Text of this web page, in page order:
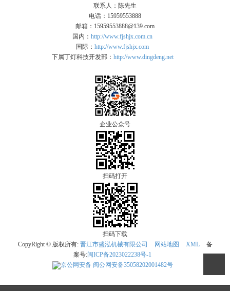
联系人：陈先生
电话：15959553888
邮箱：15959553888@139.com
国内： http://www.fjshjx.com.cn
国际： http://www.fjshjx.com
下属丁灯科技开发部： http://www.dingdeng.net
企业公众号
扫码打开
扫码下载
CopyRight © 版权所有: 晋江市盛泓机械有限公司 网站地图 XML
备
案号:闽ICP备2023022238号-1
京公网安备闽公网安备35058202001482号